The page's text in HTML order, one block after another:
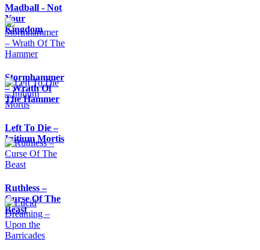
Madball - Not
Your
Kingdom
Stormhammer
– Wrath Of
The Hammer
Left To Die –
Initium Mortis
Ruthless –
Curse Of The
Beast